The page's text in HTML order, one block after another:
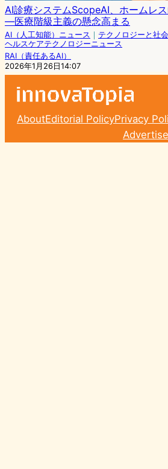
AI診療システムScopeAI、ホームレ
―医療階級主義の懸念高まる
AI（人工知能）ニュース ｜ テクノロジーと社
ヘルスケアテクノロジーニュース
RAI（責任あるAI）
2026年1月26日14:07
AboutEditorial PolicyPrivacy